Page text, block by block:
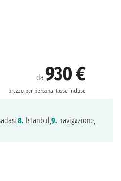
da 930 €
prezzo per persona Tasse incluse
8. Istanbul,9. navigazione,